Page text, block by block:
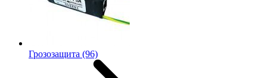
Грозозащита (96)